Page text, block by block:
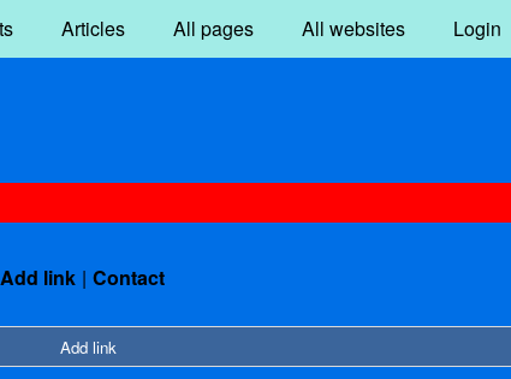
Articles All pages All websites Login
Add link Contact
Add link